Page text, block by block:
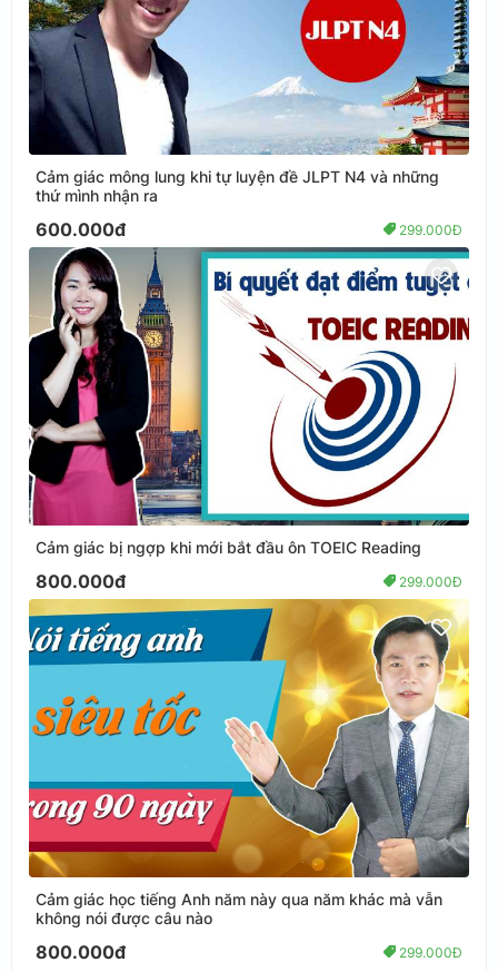
Cảm giác mông lung khi tự luyện đề JLPT N4 và những
thứ mình nhận ra
600.000đ 299.000Đ
Cảm giác bị ngợp khi mới bắt đầu ôn TOEIC Reading
800.000đ 299.000Đ
Cảm giác học tiếng Anh năm này qua năm khác mà vẫn
không nói được câu nào
800.000đ 299.000Đ